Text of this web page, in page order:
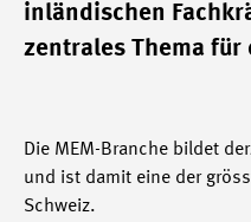
inländischen
zentrales Thema für
Die MEM-Branche bildet
und ist damit eine der
Schweiz.